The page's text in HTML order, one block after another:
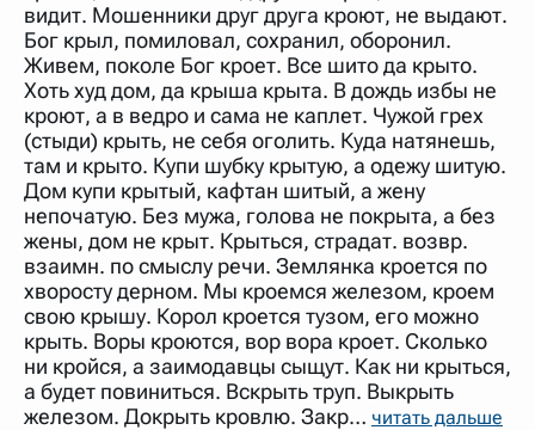
видит. Мошенники друг друга кроют, не выдают.
Бог крыл, помиловал, сохранил, оборонил.
Живем, поколе Бог кроет. Все шито да крыто.
Хоть худ дом, да крыша крыта. В дождь избы не
кроют, а в ведро и сама не каплет. Чужой грех
(стыди) крыть, не себя оголить. Куда натянешь,
там и крыто. Купи шубку крытую, а одежу шитую.
Дом купи крытый, кафтан шитый, а жену
непочатую. Без мужа, голова не покрыта, а без
жены, дом не крыт. Крыться, страдат. возвр.
взаимн. по смыслу речи. Землянка кроется по
хворосту дерном. Мы кроемся железом, кроем
свою крышу. Корол кроется тузом, его можно
крыть. Воры кроются, вор вора кроет. Сколько
ни кройся, а заимодавцы сыщут. Как ни крыться,
а будет повиниться. Вскрыть труп. Выкрыть
железом. Докрыть кровлю. Закр… читать дальше